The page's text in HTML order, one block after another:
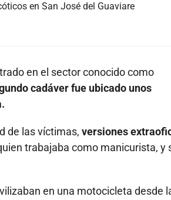
en San José del Guaviare
en el sector conocido como
cadáver fue ubicado unos
de las víctimas, versiones
trabajaba como manicurista, y
en una motocicleta desde